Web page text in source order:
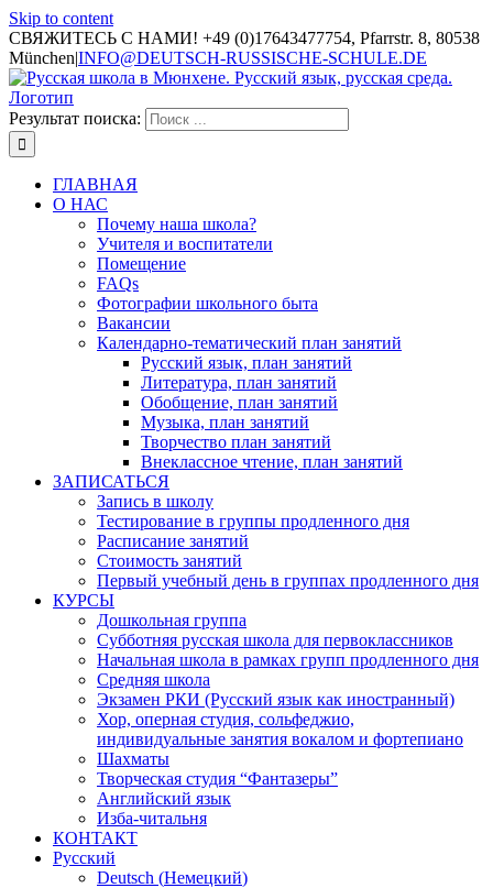
Skip to content
СВЯЖИТЕСЬ С НАМИ! +49 (0)17643477754, Pfarrstr. 8, 80538
München|INFO@DEUTSCH-RUSSISCHE-SCHULE.DE
Результат поиска:
ГЛАВНАЯ
О НАС
Почему наша школа?
Учителя и воспитатели
Помещение
FAQs
Фотографии школьного быта
Вакансии
Календарно-тематический план занятий
Русский язык, план занятий
Литература, план занятий
Обобщение, план занятий
Музыка, план занятий
Творчество план занятий
Внеклассное чтение, план занятий
ЗАПИСАТЬСЯ
Запись в школу
Тестирование в группы продленного дня
Расписание занятий
Стоимость занятий
Первый учебный день в группах продленного дня
КУРСЫ
Дошкольная группа
Субботняя русская школа для первоклассников
Начальная школа в рамках групп продленного дня
Средняя школа
Экзамен РКИ (Русский язык как иностранный)
Хор, оперная студия, сольфеджио,
индивидуальные занятия вокалом и фортепиано
Шахматы
Творческая студия “Фантазеры”
Английский язык
Изба-читальня
КОНТАКТ
Русский
Deutsch (Немецкий)